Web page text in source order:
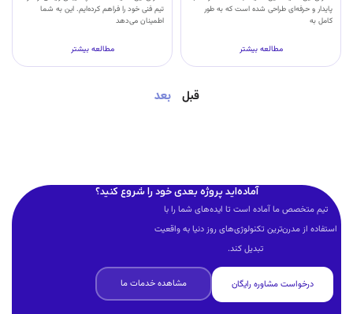
پایدار و حرفه‌ای طراحی شده است که به طور
کامل به
مطالعه بیشتر
تیم فنی خود را فراهم کرده‌ایم. این به شما
اطمینان می‌دهد
مطالعه بیشتر
قبل بعد
آماده‌اید پروژه بعدی خود را شروع کنید؟
تیم متخصص ما آماده است تا ایده‌های شما را با
استفاده از مدرن‌ترین تکنولوژی‌های روز دنیا به واقعیت
تبدیل کند.
درخواست مشاوره رایگان مشاهده خدمات ما